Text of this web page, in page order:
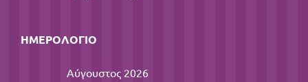
ΗΜΕΡΟΛΌΓΙΟ
Αύγουστος 2026